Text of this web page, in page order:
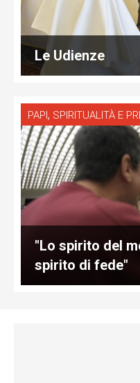
Le Udienze
PAPI, SPIRITUALITÀ E
"Lo spirito del
spirito di fede"